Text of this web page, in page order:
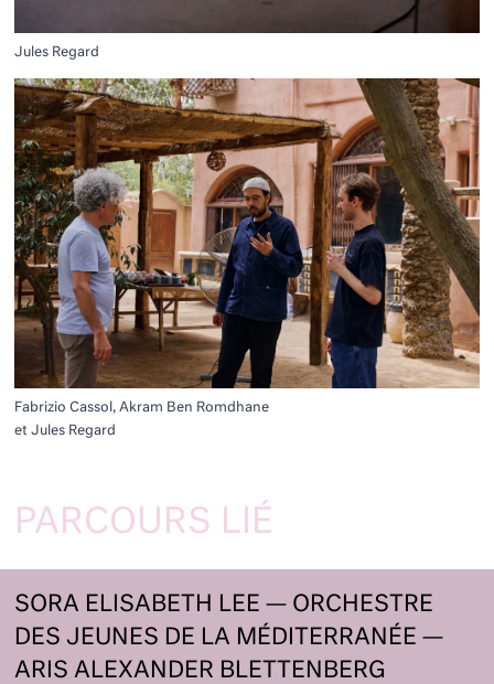
Jules Regard
Fabrizio Cassol, Akram Ben Romdhane
et Jules Regard
PARCOURS LIÉ
SORA ELISABETH LEE — ORCHESTRE
DES JEUNES DE LA MÉDITERRANÉE —
ARIS ALEXANDER BLETTENBERG